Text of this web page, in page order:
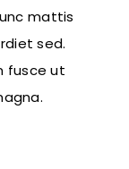
mattis
sed.
fusce ut